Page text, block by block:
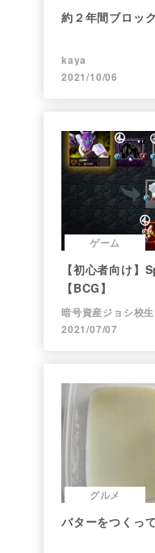
約２年間ブロッ
kaya
2021/10/06
ゲーム
【初心者向け
【BCG】
暗号資産ジョシ校
2021/07/07
グルメ
バターをつくっ